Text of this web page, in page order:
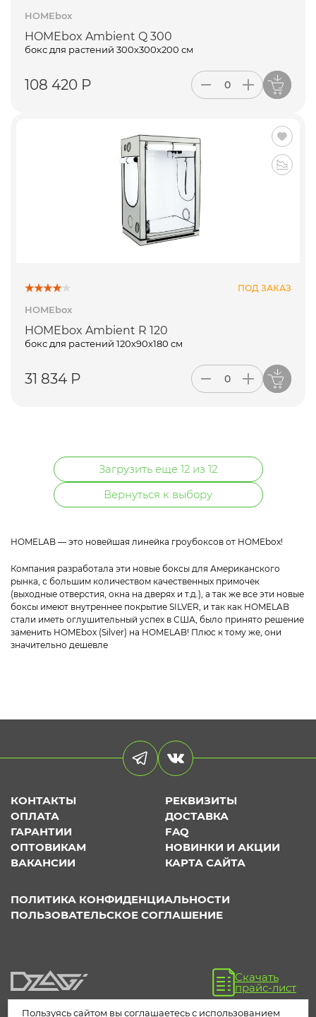
HOMEbox
HOMEbox Ambient Q 300
бокс для растений 300х300х200 см
108 420 Р
ПОД ЗАКАЗ
HOMEbox
HOMEbox Ambient R 120
бокс для растений 120х90х180 см
31 834 Р
Загрузить еще 12 из 12
Вернуться к выбору
HOMELAB — это новейшая линейка гроубоксов от HOMEbox!
Компания разработала эти новые боксы для Американского
рынка, с большим количеством качественных примочек
(выходные отверстия, окна на дверях и т.д.), а так же все эти новые
боксы имеют внутреннее покрытие SILVER, и так как HOMELAB
стали иметь оглушительный успех в США, было принято решение
заменить HOMEbox (Silver) на HOMELAB! Плюс к тому же, они
значительно дешевле
КОНТАКТЫ
РЕКВИЗИТЫ
ОПЛАТА
ДОСТАВКА
ГАРАНТИИ
FAQ
ОПТОВИКАМ
НОВИНКИ И АКЦИИ
ВАКАНСИИ
КАРТА САЙТА
ПОЛИТИКА КОНФИДЕНЦИАЛЬНОСТИ
ПОЛЬЗОВАТЕЛЬСКОЕ СОГЛАШЕНИЕ
Скачать
прайс-лист
Пользуясь сайтом вы соглашаетесь с использованием